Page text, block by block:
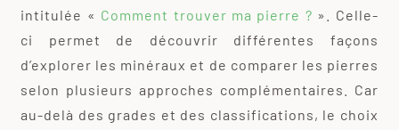
intitulée « Comment trouver ma pierre ? ». Celle-
ci permet de découvrir différentes façons
d’explorer les minéraux et de comparer les pierres
selon plusieurs approches complémentaires. Car
au-delà des grades et des classifications, le choix